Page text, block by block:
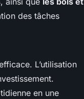
des tâches
L’utilisation
en une